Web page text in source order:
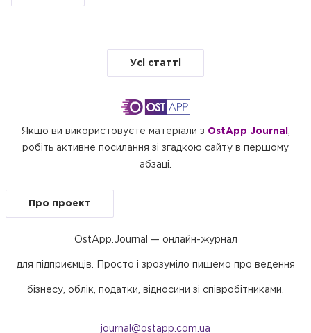
Усі статті
Якщо ви використовуєте матеріали з OstApp Journal
робіть активне посилання зі згадкою сайту в першому
абзаці.
Про проект
OstApp.Journal — онлайн-журнал
для підприємців. Просто і зрозуміло пишемо про ведення
бізнесу, облік, податки, відносини зі співробітниками.
journal@ostapp.com.ua